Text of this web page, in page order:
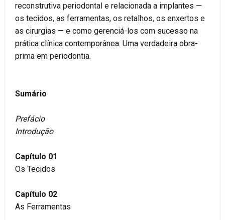
reconstrutiva periodontal e relacionada a implantes —
os tecidos, as ferramentas, os retalhos, os enxertos e
as cirurgias — e como gerenciá-los com sucesso na
prática clínica contemporânea. Uma verdadeira obra-
prima em periodontia.
Sumário
Prefácio
Introdução
Capítulo 01
Os Tecidos
Capítulo 02
As Ferramentas